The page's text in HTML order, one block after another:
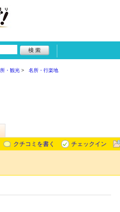
・観光 名所・行楽地
クチコミを書く
チェックイン